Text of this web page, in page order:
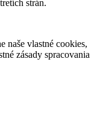
strán.
naše vlastné cookies,
zásady spracovania